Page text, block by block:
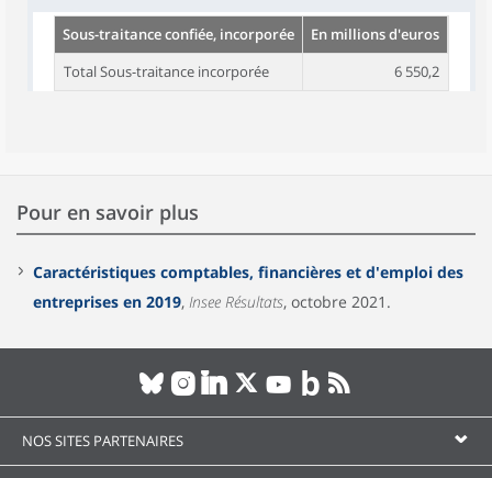
Sous-traitance confiée, incorporée
En millions d'euros
Total Sous-traitance incorporée
6 550,2
Pour en savoir plus
Caractéristiques comptables, financières et d'emploi des
entreprises en 2019, Insee Résultats, octobre 2021.
NOS SITES PARTENAIRES